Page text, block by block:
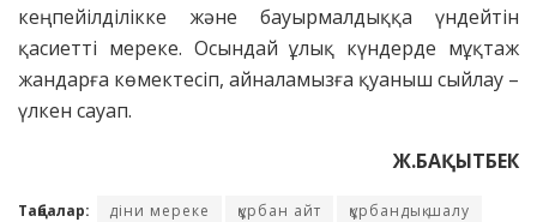
кеңпейілділікке және бауырмалдыққа үндейтін
қасиетті мереке. Осындай ұлық күндерде мұқтаж
жандарға көмектесіп, айналамызға қуаныш сыйлау –
үлкен сауап.
Ж.БАҚЫТБЕК
Таңбалар: діни мереке құрбан айт құрбандық шалу